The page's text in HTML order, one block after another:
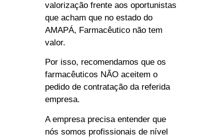
valorização frente aos oportunistas
que acham que no estado do
AMAPÁ, Farmacêutico não tem
valor.
Por isso, recomendamos que os
farmacêuticos NÃO aceitem o
pedido de contratação da referida
empresa.
A empresa precisa entender que
nós somos profissionais de nível